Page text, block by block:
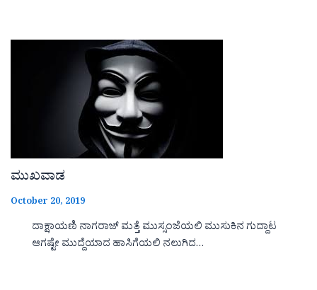
ಮುಖವಾಡ
October 20, 2019
ದಾಕ್ಷಾಯಣಿ ನಾಗರಾಜ್ ಮತ್ತೆ ಮುಸ್ಸಂಜೆಯಲಿ ಮುಸುಕಿನ ಗುದ್ದಾಟ
ಆಗಷ್ಟೇ ಮುದ್ದೆಯಾದ ಹಾಸಿಗೆಯಲಿ ನಲುಗಿದ…